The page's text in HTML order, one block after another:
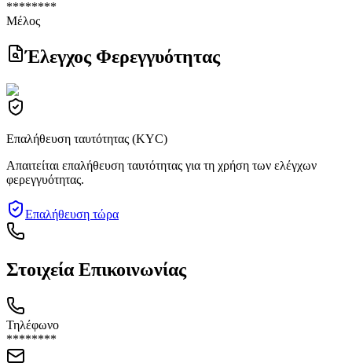
********
Μέλος
Έλεγχος Φερεγγυότητας
Επαλήθευση ταυτότητας (KYC)
Απαιτείται επαλήθευση ταυτότητας για τη χρήση των ελέγχων
φερεγγυότητας.
Επαλήθευση τώρα
Στοιχεία Επικοινωνίας
Τηλέφωνο
********